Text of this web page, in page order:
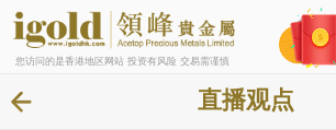
您访问的是香港地区网站 投资有风险 交易需谨慎
直播观点